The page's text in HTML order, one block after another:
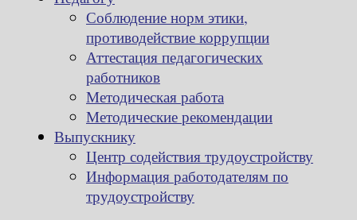
Соблюдение норм этики,
противодействие коррупции
Аттестация педагогических
работников
Методическая работа
Методические рекомендации
Выпускнику
Центр содействия трудоустройству
Информация работодателям по
трудоустройству